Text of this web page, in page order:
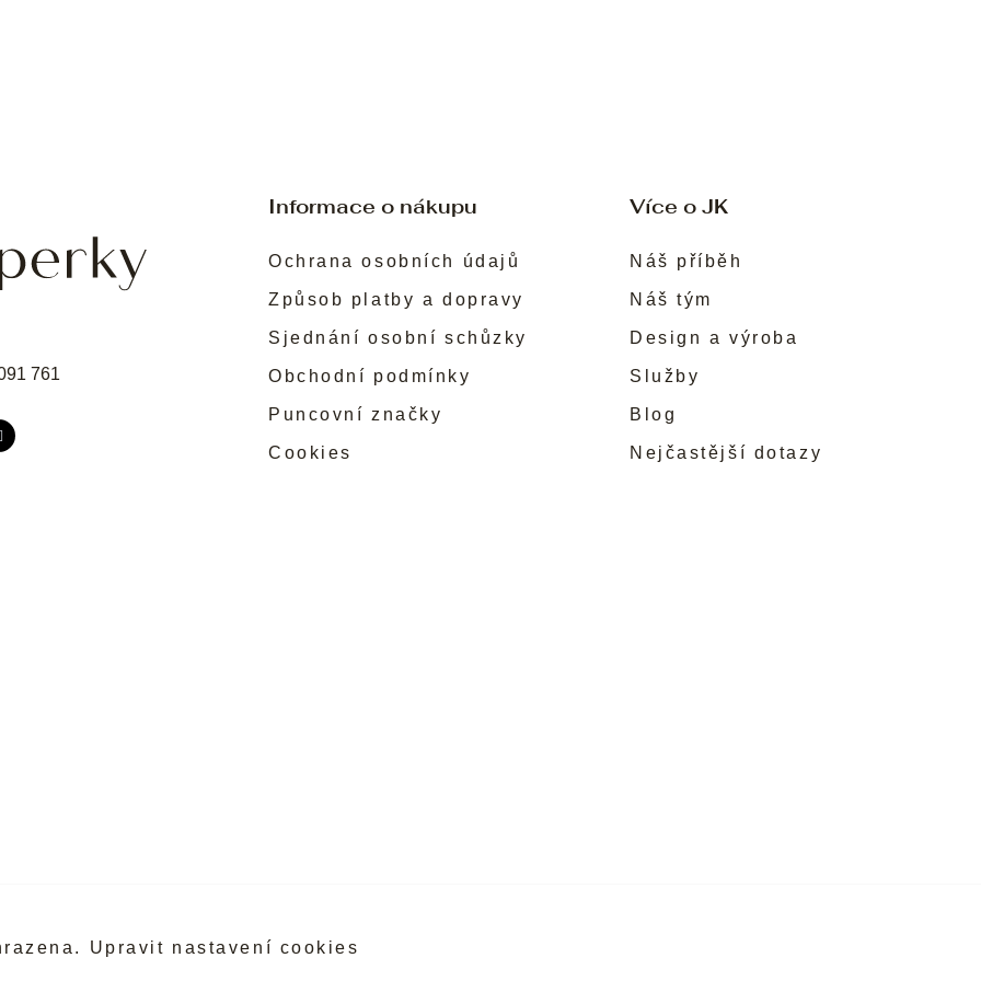
Informace o nákupu
Ochrana osobních údajů
Způsob platby a dopravy
Sjednání osobní schůzky
Obchodní podmínky
Puncovní značky
Cookies
Více o JK
Náš příběh
Náš tým
Design a výroba
Služby
Blog
Nejčastější dotazy
761
Upravit nastavení cookies